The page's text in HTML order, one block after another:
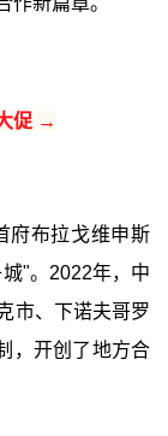
促 →
府布拉戈维申斯
"。2022年，中
市、下诺夫哥罗
，开创了地方合